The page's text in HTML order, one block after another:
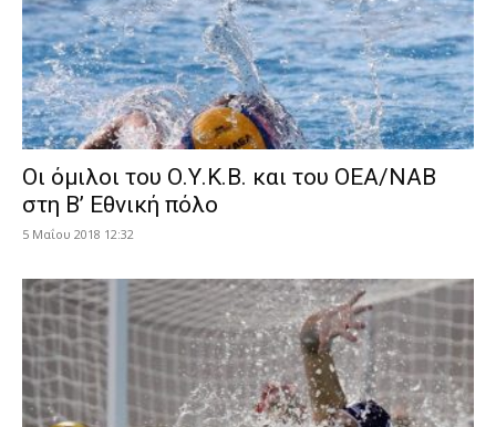
Οι όμιλοι του Ο.Υ.Κ.Β. και του ΟΕΑ/ΝΑΒ
στη Β’ Εθνική πόλο
5 Μαΐου 2018 12:32